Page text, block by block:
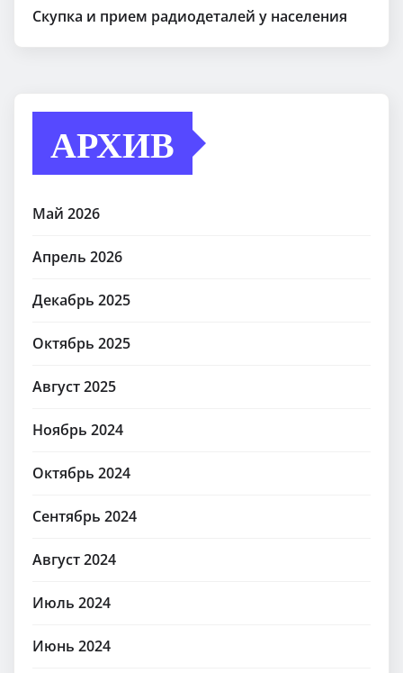
Скупка и прием радиодеталей у населения
АРХИВ
Май 2026
Апрель 2026
Декабрь 2025
Октябрь 2025
Август 2025
Ноябрь 2024
Октябрь 2024
Сентябрь 2024
Август 2024
Июль 2024
Июнь 2024